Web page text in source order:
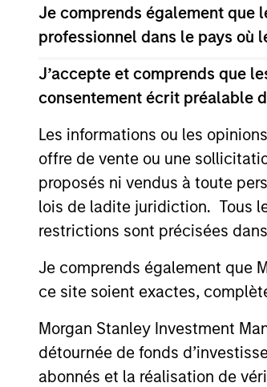
Je comprends également que
professionnel dans le pays où
J’accepte et comprends que
consentement écrit préalable
Les informations ou les
offre de vente ou une
proposés ni vendus à toute
lois de ladite juridiction. Tous
restrictions sont précisées
Je comprends également que
ce site soient exactes,
Morgan Stanley Investment
détournée de fonds
abonnés et la réalisation de
businesses with
financial
On a selective
to the business. Our
creation, as opposed
public market values.
Our team invests
financial services,
countries in the
How We